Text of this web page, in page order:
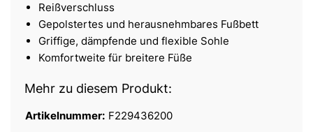
Reißverschluss
Gepolstertes und herausnehmbares Fußbett
Griffige, dämpfende und flexible Sohle
Komfortweite für breitere Füße
Mehr zu diesem Produkt:
Artikelnummer: F229436200